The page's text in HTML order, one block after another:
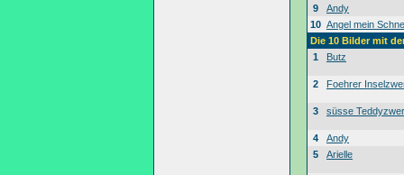
9
Andy
10 Angel mein
Die 10 Bilder mit
1
Butz
2 Foehrer
3 süsse
4
Andy
5
Arielle